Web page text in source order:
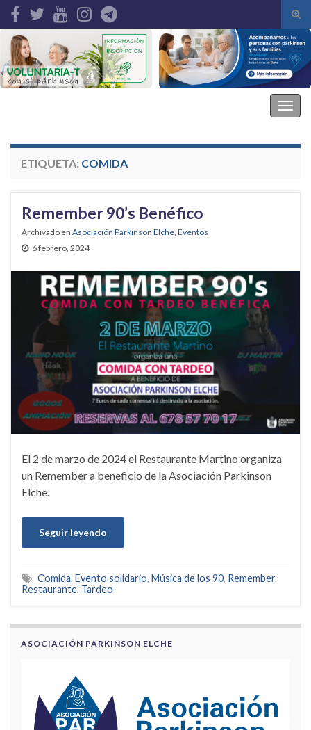
de
Search for:
ETIQUETA: COMIDA
Remember 90’s Benéfico
Archivado en Asociación Parkinson Elche, Eventos
6 febrero, 2024
El 2 de marzo de 2024 el Restaurante Martino organiza
un Remember a beneficio de la Asociación Parkinson
Elche.
Seguir leyendo
Comida, Evento solidario, Música de los 90, Remember,
Restaurante, Tardeo
ASOCIACIÓN PARKINSON ELCHE